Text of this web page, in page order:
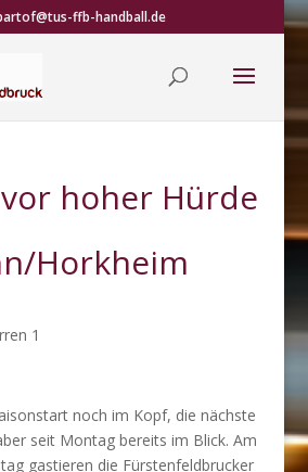
ffb-handball.de
hoher Hürde
Horkheim
1
noch im Kopf, die nächste
seit Montag bereits im Blick. Am
gastieren die Fürstenfeldbrucker